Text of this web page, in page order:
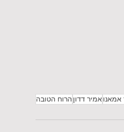
אמיר דדון הרוח הטובה